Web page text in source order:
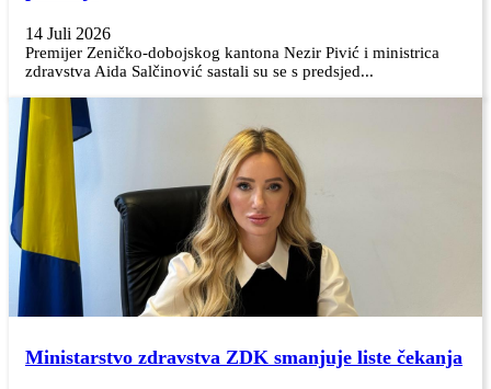
14 Juli 2026
Premijer Zeničko-dobojskog kantona Nezir Pivić i ministrica
zdravstva Aida Salčinović sastali su se s predsjed...
Ministarstvo zdravstva ZDK smanjuje liste čekanja